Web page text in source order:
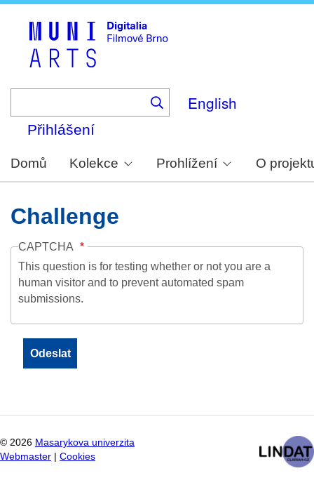
English
Přihlášení
Domů Kolekce Prohlížení O
Challenge
CAPTCHA
This question is for testing whether or not you are a
human visitor and to prevent automated spam
submissions.
© 2026 Masarykova univerzita
Webmaster
Cookies